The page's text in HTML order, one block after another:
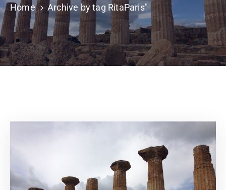
PUBBLICAZIONI
CONTATTI
Home Archive by tag RitaParis"